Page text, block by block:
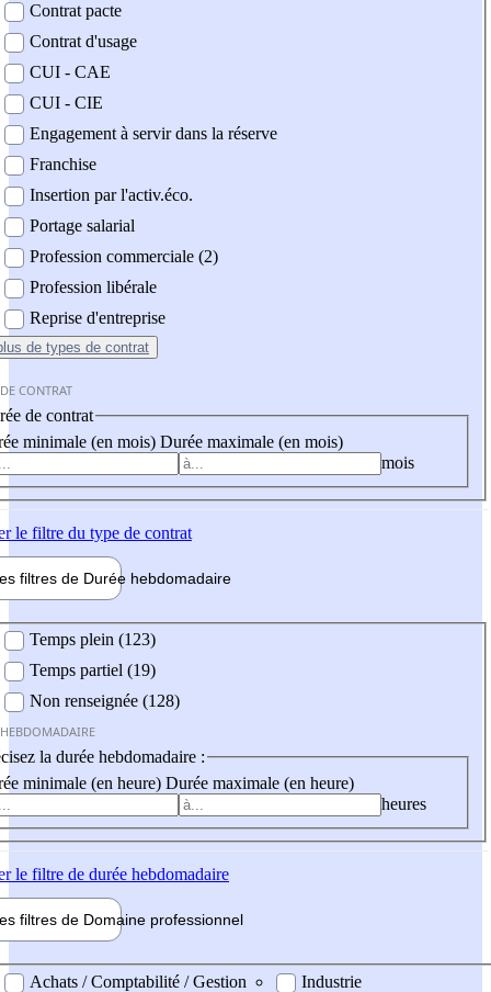
Contrat pacte
Contrat d'usage
CUI - CAE
CUI - CIE
Engagement à servir dans la réserve
Franchise
Insertion par l'activ.éco.
Portage salarial
Profession commerciale (2)
Profession libérale
Reprise d'entreprise
de types de contrat
CONTRAT
de contrat
minimale (en mois) Durée maximale (en mois)
mois
le filtre du type de contrat
filtres de Durée hebdomadaire
Temps plein (123)
Temps partiel (19)
Non renseignée (128)
la durée hebdomadaire :
minimale (en heure) Durée maximale (en heure)
heures
le filtre de durée hebdomadaire
filtres de Domaine professionnel
professionel
Achats / Comptabilité / Gestion
Industrie